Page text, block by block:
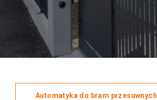
Automatyka do bram przesuwnych